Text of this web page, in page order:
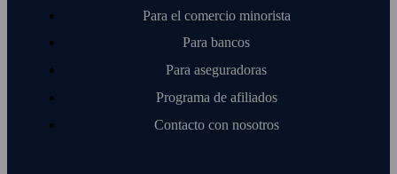
Para el comercio minorista
Para bancos
Para aseguradoras
Programa de afiliados
Contacto con nosotros